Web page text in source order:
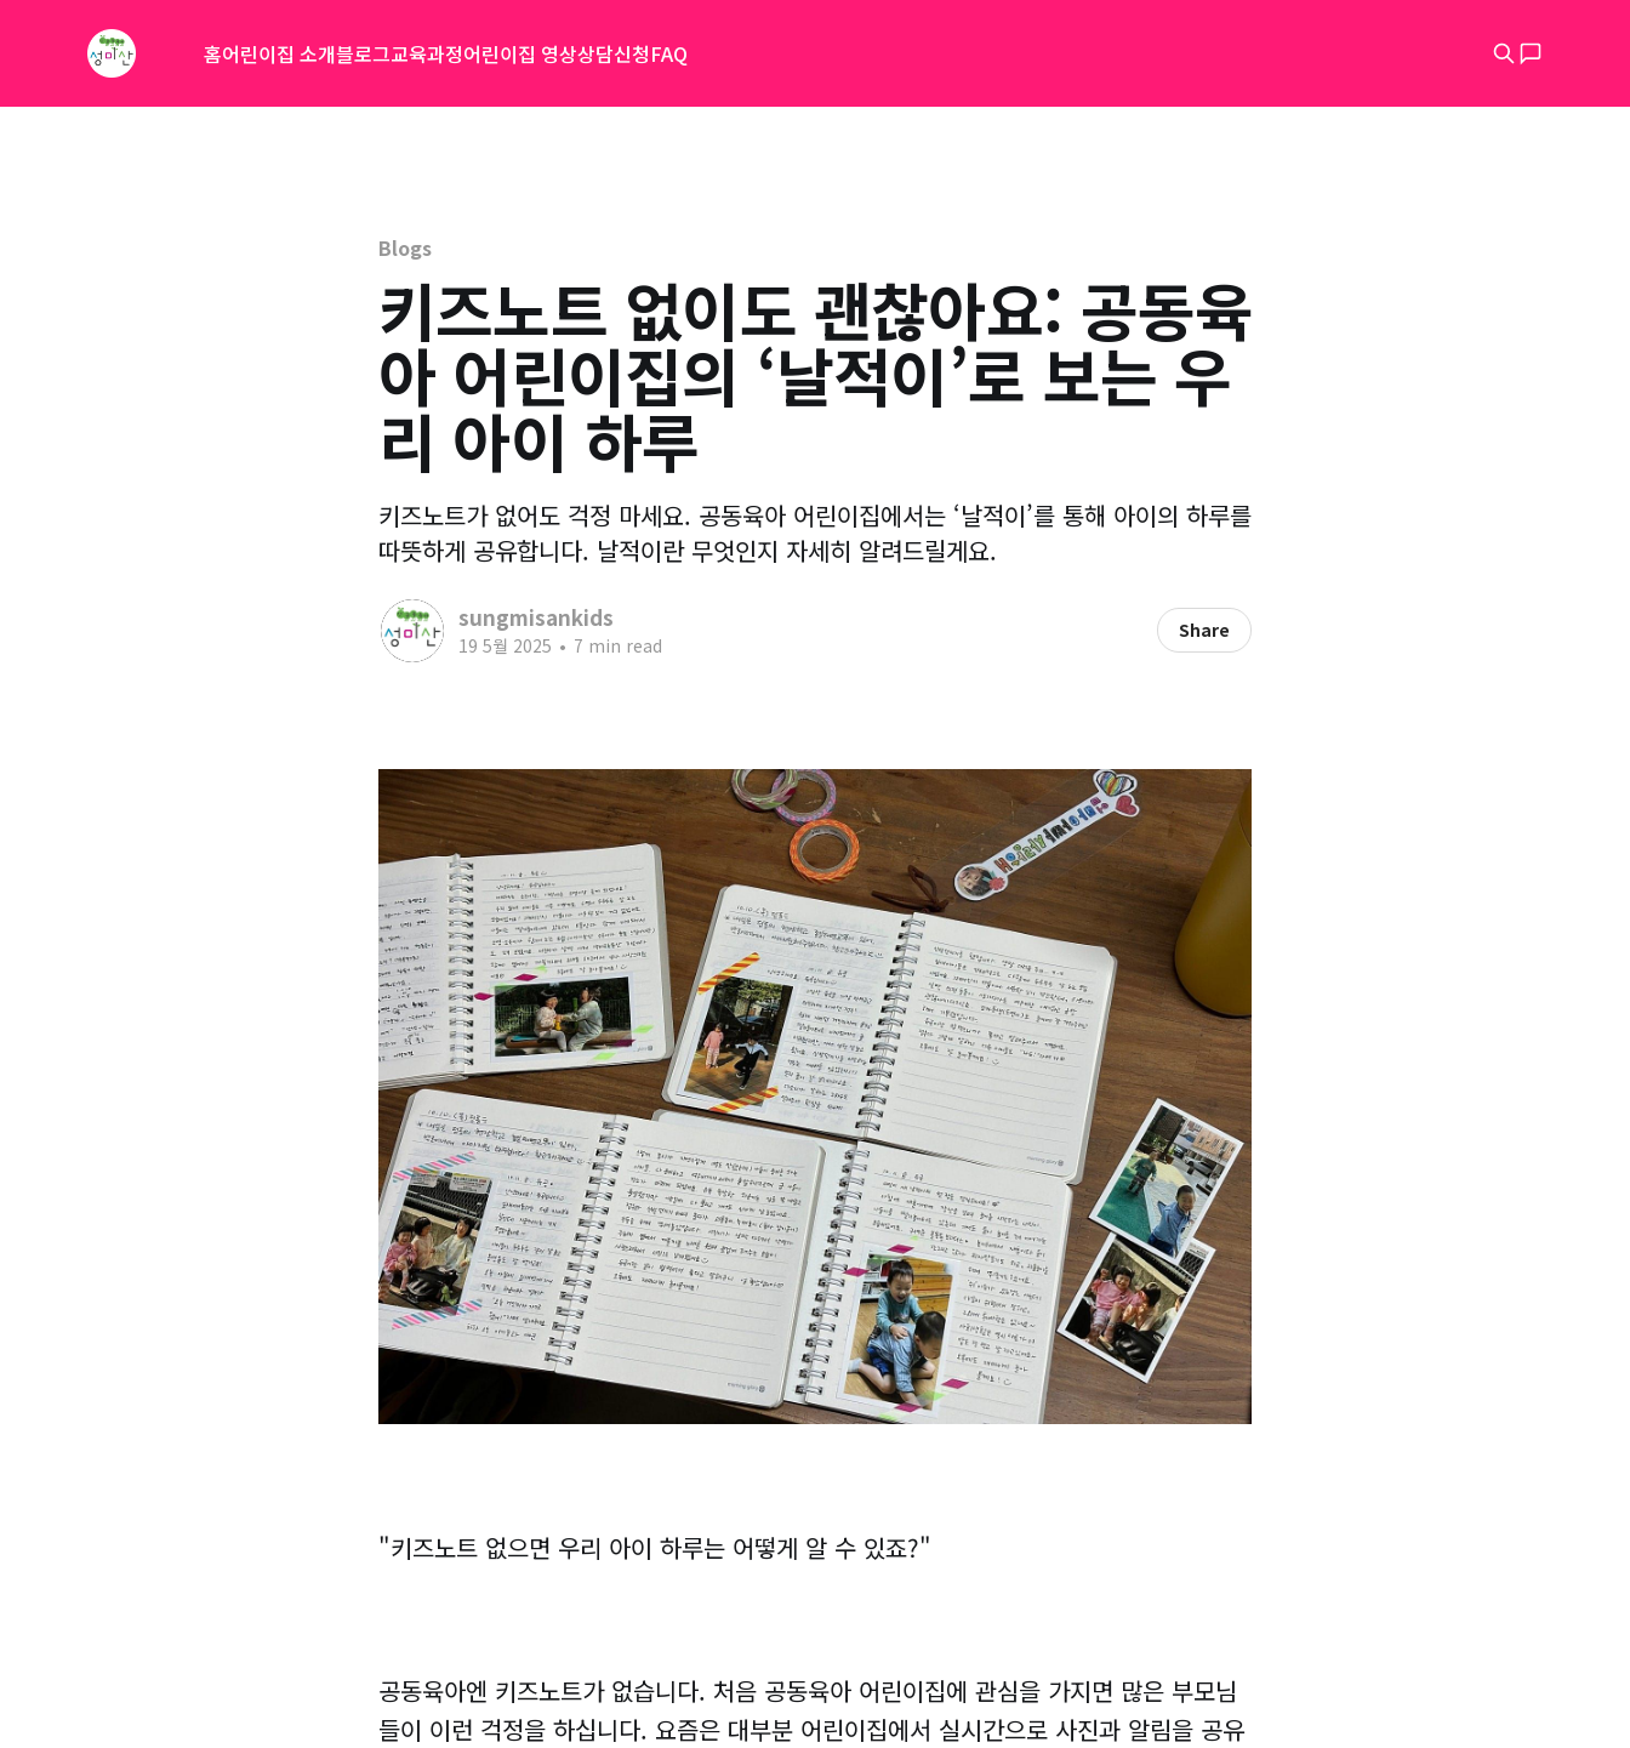
홈어린이집 소개블로그교육과정어린이집 영상상담신청FAQ
Blogs
키즈노트 없이도 괜찮아요: 공동육
아 어린이집의 ‘날적이’로 보는 우
리 아이 하루
키즈노트가 없어도 걱정 마세요. 공동육아 어린이집에서는 ‘날적이’를 통해 아이의 하루를
따뜻하게 공유합니다. 날적이란 무엇인지 자세히 알려드릴게요.
sungmisankids
19 5월 2025 • 7 min read
Share
"키즈노트 없으면 우리 아이 하루는 어떻게 알 수 있죠?"
공동육아엔 키즈노트가 없습니다. 처음 공동육아 어린이집에 관심을 가지면 많은 부모님
들이 이런 걱정을 하십니다. 요즘은 대부분 어린이집에서 실시간으로 사진과 알림을 공유